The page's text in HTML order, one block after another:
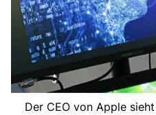
Der CEO von Apple